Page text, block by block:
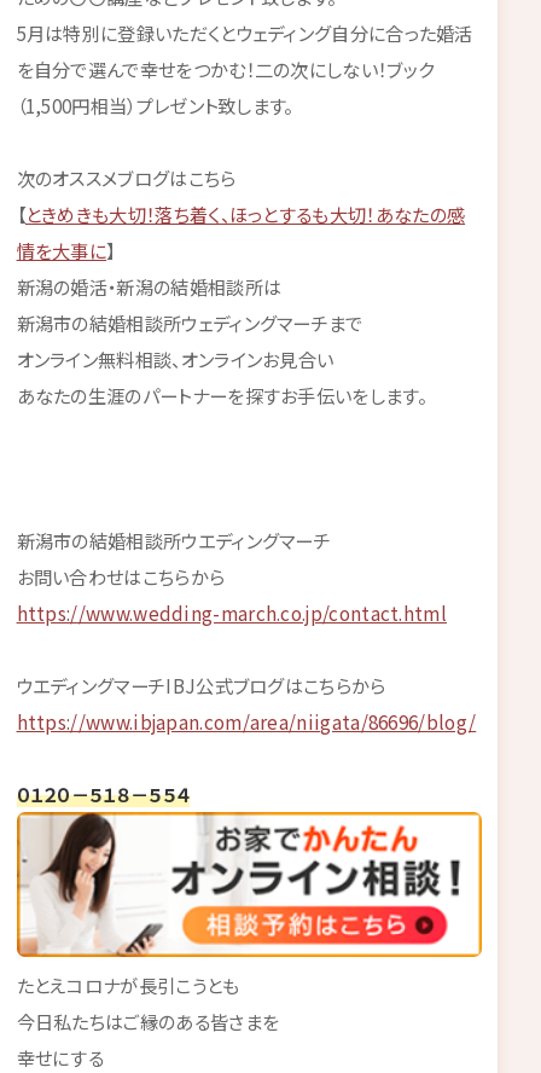
5月は特別に登録いただくとウェディング自分に合った婚活
を自分で選んで幸せをつかむ！二の次にしない！ブック
（1,500円相当）プレゼント致します。
次のオススメブログはこちら
【ときめきも大切！落ち着く、ほっとするも大切！あなたの感
情を大事に】
新潟の婚活・新潟の結婚相談所は
新潟市の結婚相談所ウェディングマーチまで
オンライン無料相談、オンラインお見合い
あなたの生涯のパートナーを探すお手伝いをします。
新潟市の結婚相談所ウエディングマーチ
お問い合わせはこちらから
https://www.wedding-march.co.jp/contact.html
ウエディングマーチIBJ公式ブログはこちらから
https://www.ibjapan.com/area/niigata/86696/blog/
０１２０－５１８－５５４
たとえコロナが長引こうとも
今日私たちはご縁のある皆さまを
幸せにする